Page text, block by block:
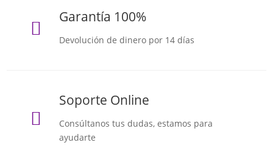

Garantía 100%
Devolución de dinero por 14 días

Soporte Online
Consúltanos tus dudas, estamos para
ayudarte